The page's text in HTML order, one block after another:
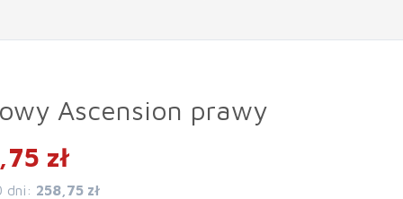
Ascension prawy
zł
dni: 258,75 zł